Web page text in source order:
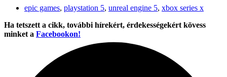
epic games, playstation 5, unreal engine 5, xbox series x
Ha tetszett a cikk, további hírekért, érdekességekért kövess
minket a Facebookon!